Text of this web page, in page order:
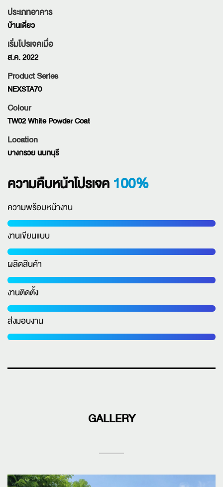
ประเภทอาคาร
บ้านเดี่ยว
เริ่มโปรเจคเมื่อ
ส.ค. 2022
Product Series
NEXSTA70
Colour
TW02 White Powder Coat
Location
บางกรวย นนทบุรี
ความคืบหน้าโปรเจค 100%
ความพร้อมหน้างาน
งานเขียนแบบ
ผลิตสินค้า
งานติดตั้ง
ส่งมอบงาน
GALLERY